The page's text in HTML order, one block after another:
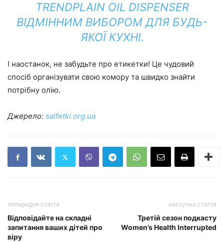
TRENDPLAIN OIL DISPENSER
ВІДМІННИМ ВИБОРОМ ДЛЯ БУДЬ-
ЯКОЇ КУХНІ.
І наостанок, не забудьте про етикетки! Це чудовий
спосіб організувати свою комору та швидко знайти
потрібну олію.
Джерело: salfetki.org.ua
попередня стаття
Відповідайте на складні
запитання ваших дітей про
віру
наступна стаття
Третій сезон подкасту
Women’s Health Interrupted